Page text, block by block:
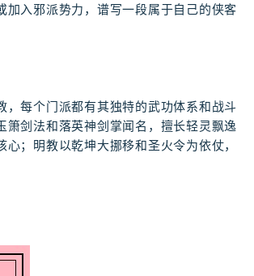
入邪派势力，谱写一段属于自己的侠客
每个门派都有其独特的武功体系和战斗
剑法和落英神剑掌闻名，擅长轻灵飘逸
；明教以乾坤大挪移和圣火令为依仗，